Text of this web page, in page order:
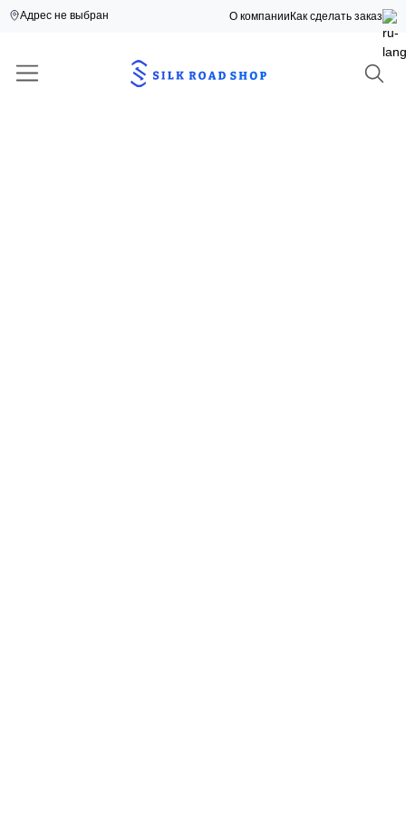
Адрес не выбран О компании Как сделать заказ